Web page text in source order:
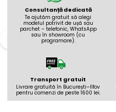
Consultanță dedicată
Te ajutăm gratuit să alegi
modelul potrivit de ușă sau
parchet – telefonic, WhatsApp
sau în showroom (cu
programare).
Transport gratuit
Livrare gratuită în București–Ilfov
pentru comenzi de peste 1600 lei.